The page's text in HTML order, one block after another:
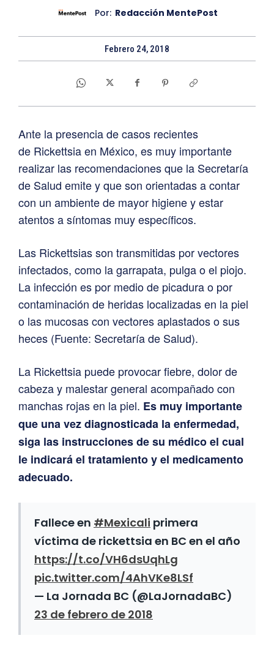
Por: Redacción MentePost
Febrero 24, 2018
Ante la presencia de casos recientes
de Rickettsia en México, es muy importante
realizar las recomendaciones que la Secretaría
de Salud emite y que son orientadas a contar
con un ambiente de mayor higiene y estar
atentos a síntomas muy específicos.
Las Rickettsias son transmitidas por vectores
infectados, como la garrapata, pulga o el piojo.
La infección es por medio de picadura o por
contaminación de heridas localizadas en la piel
o las mucosas con vectores aplastados o sus
heces (Fuente: Secretaría de Salud).
La Rickettsia puede provocar fiebre, dolor de
cabeza y malestar general acompañado con
manchas rojas en la piel. Es muy importante
que una vez diagnosticada la enfermedad,
siga las instrucciones de su médico el cual
le indicará el tratamiento y el medicamento
adecuado.
Fallece en #Mexicali primera
víctima de rickettsia en BC en el año
https://t.co/VH6dsUqhLg
pic.twitter.com/4AhVKe8LSf
— La Jornada BC (@LaJornadaBC)
23 de febrero de 2018